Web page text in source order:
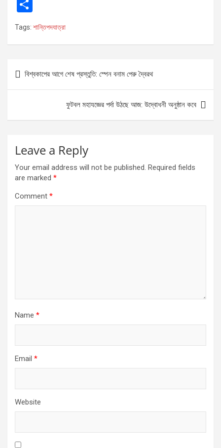
b
o
k
n
g A
p
h
ar
Tags: শান্তিপদযাত্রা
Post
navigation
বিশ্বকাপের আগে শেষ প্রস্তুতি: স্পেন বনাম পেরু দ্বৈরথ
ফুটবল মহাযজ্ঞের পর্দা উঠছে আজ: উদ্বোধনী অনুষ্ঠান কবে
Leave a Reply
Your email address will not be published. Required fields
are marked *
Comment *
Name *
Email *
Website